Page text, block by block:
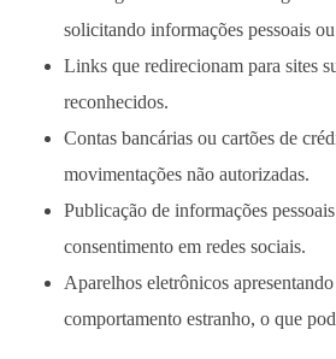
solicitando informações pessoais
Links que redirecionam para sites
reconhecidos.
Contas bancárias ou cartões de
movimentações não autorizadas.
Publicação de informações
consentimento em redes sociais.
Aparelhos eletrônicos
comportamento estranho, o que